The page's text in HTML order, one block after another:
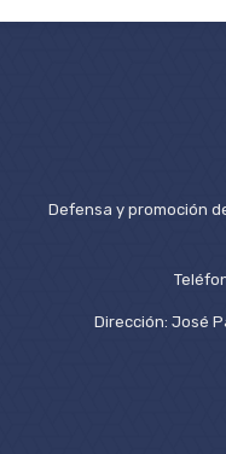
Defensa y promoción
Dirección: José